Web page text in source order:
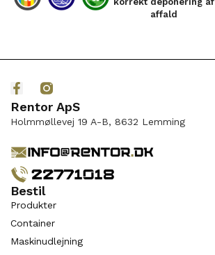
affald
Rentor ApS
Holmmøllevej 19 A-B, 8632 Lemming
Bestil
Produkter
Container
Maskinudlejning